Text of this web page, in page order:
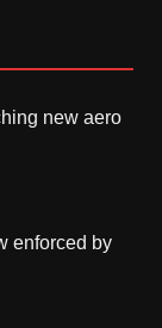
new aero
enforced by